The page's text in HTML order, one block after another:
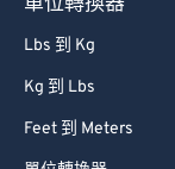
Lbs 到 Kg
Kg 到 Lbs
Feet 到 Meters